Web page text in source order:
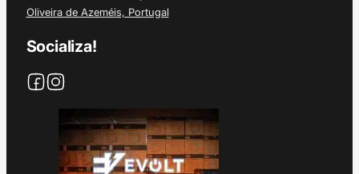
Oliveira de Azeméis, Portugal
Socializa!